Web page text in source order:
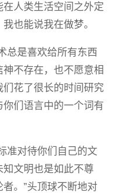
人类生活空间之外定
也能说我在做梦。
总是喜欢给所有东西
不存在，也不愿意相
花了很长的时间研究
们语言中的一个词有
准对待你们自己的文
文明也是如此不尊
。”头顶球不断地对